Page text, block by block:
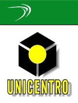
navigation